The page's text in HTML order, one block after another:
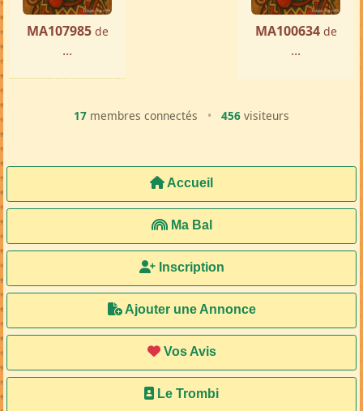
MA107985 de
...
MA100634 de
...
17 membres connectés • 456 visiteurs
Accueil
Ma Bal
Inscription
Ajouter une Annonce
Vos Avis
Le Trombi